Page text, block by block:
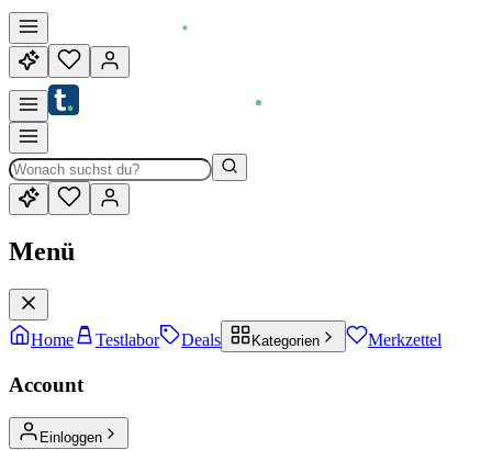
Menü
Home Testlabor Deals Kategorien Merkzettel
Account
Einloggen